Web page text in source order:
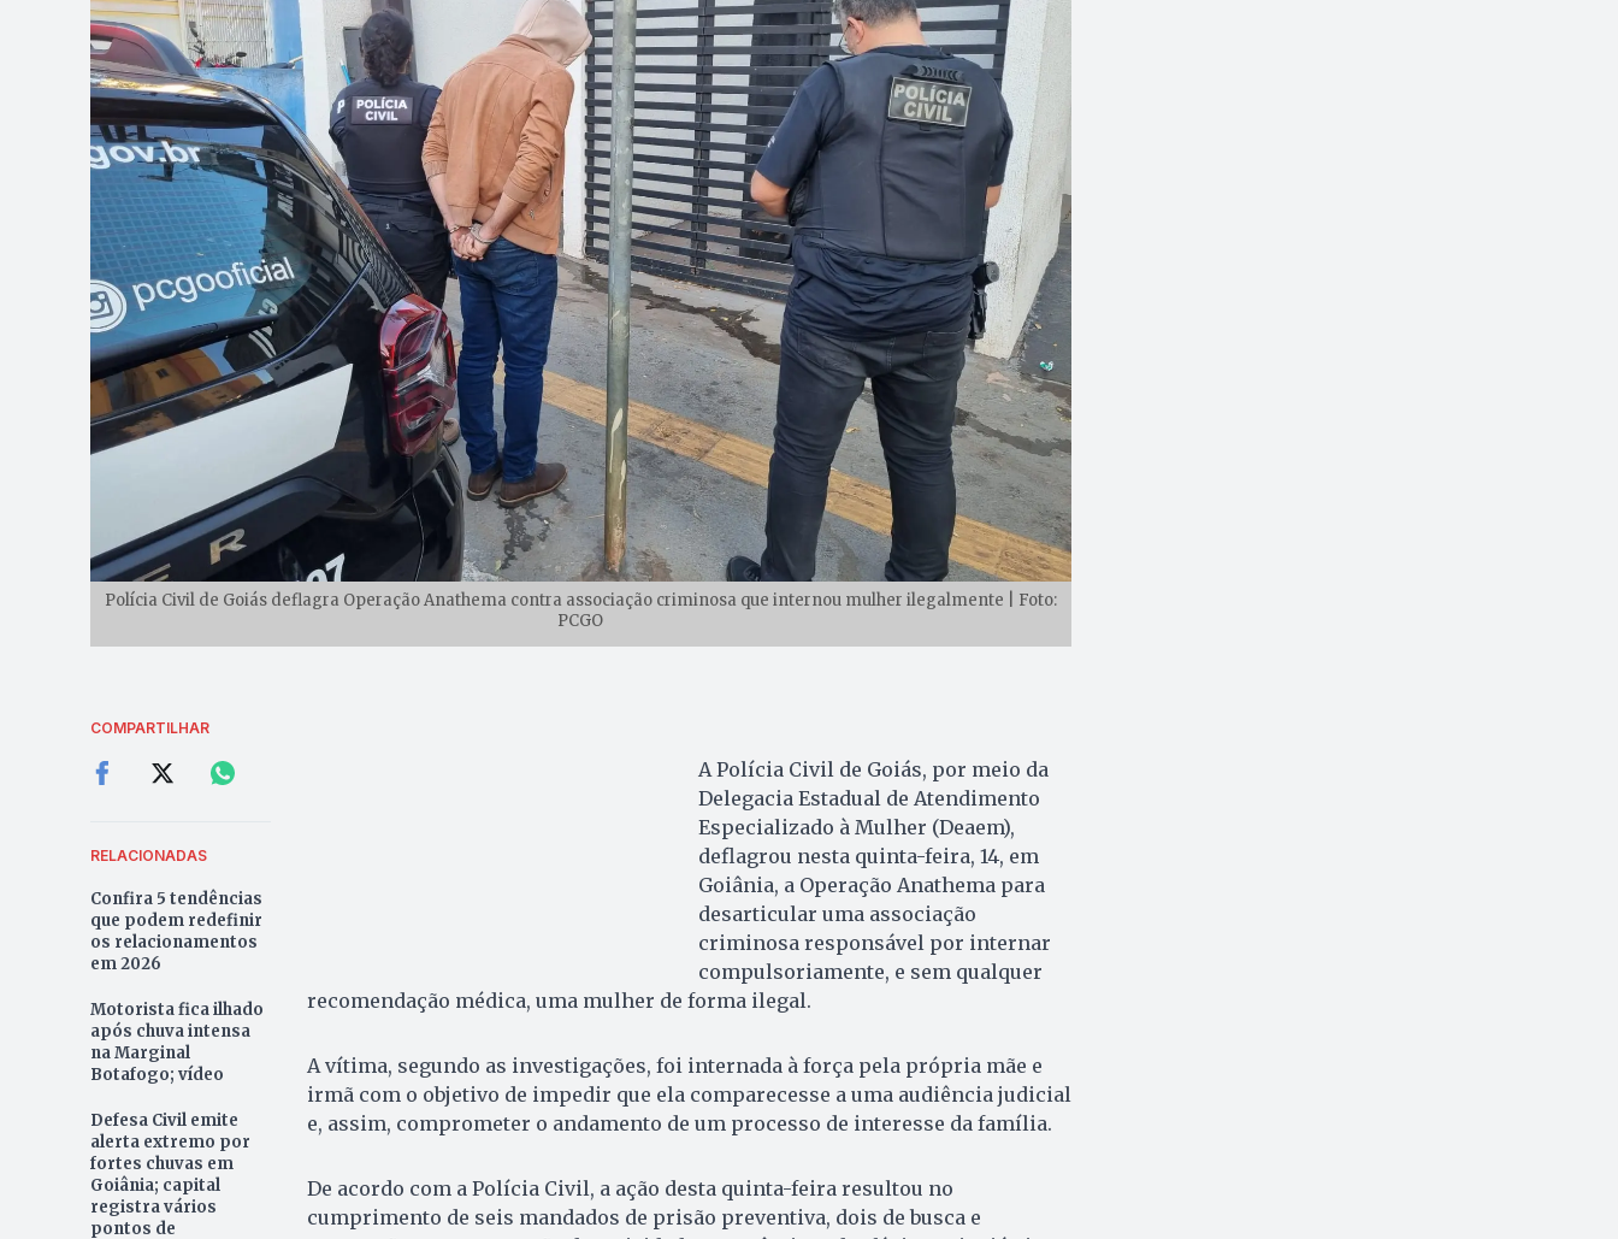
Polícia Civil de Goiás deflagra Operação Anathema contra associação criminosa que internou mulher ilegalmente | Foto:
PCGO
COMPARTILHAR
RELACIONADAS
Confira 5 tendências
que podem redefinir
os relacionamentos
em 2026
Motorista fica ilhado
após chuva intensa
na Marginal
Botafogo; vídeo
Defesa Civil emite
alerta extremo por
fortes chuvas em
Goiânia; capital
registra vários
pontos de
A Polícia Civil de Goiás, por meio da
Delegacia Estadual de Atendimento
Especializado à Mulher (Deaem),
deflagrou nesta quinta-feira, 14, em
Goiânia, a Operação Anathema para
desarticular uma associação
criminosa responsável por internar
compulsoriamente, e sem qualquer
recomendação médica, uma mulher de forma ilegal.
A vítima, segundo as investigações, foi internada à força pela própria mãe e
irmã com o objetivo de impedir que ela comparecesse a uma audiência judicial
e, assim, comprometer o andamento de um processo de interesse da família.
De acordo com a Polícia Civil, a ação desta quinta-feira resultou no
cumprimento de seis mandados de prisão preventiva, dois de busca e